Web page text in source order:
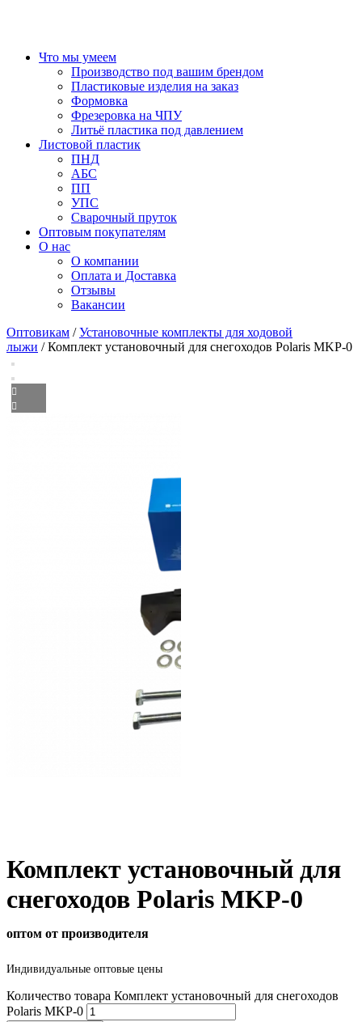
Что мы умеем
Производство под вашим брендом
Пластиковые изделия на заказ
Формовка
Фрезеровка на ЧПУ
Литьё пластика под давлением
Листовой пластик
ПНД
АБС
ПП
УПС
Сварочный пруток
Оптовым покупателям
О нас
О компании
Оплата и Доставка
Отзывы
Вакансии
Оптовикам /Установочные комплекты для ходовой
лыжи / Комплект установочный для снегоходов Polaris MKP-0
Комплект установочный для
снегоходов Polaris MKP-0
оптом от производителя
Индивидуальные оптовые цены
Количество товара Комплект установочный для снегоходов
Polaris MKP-0